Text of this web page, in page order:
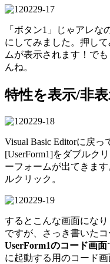
「ボタン1」じゃアレな
にしてみました。押し
ムが表示されます！で
んね。
特性を表示/非
Visual Basic Editorに戻
[UserForm1]をダブルク
ーフォームが出てきま
ルクリック。
するとこんな画面にな
ですが、さっき書いた
UserForm1のコード画面
に起動する用のコード